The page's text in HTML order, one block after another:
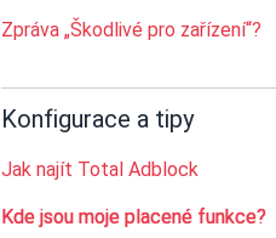
Zpráva „Škodlivé pro zařízení“?
Konfigurace a tipy
Jak najít Total Adblock
Kde jsou moje placené funkce?